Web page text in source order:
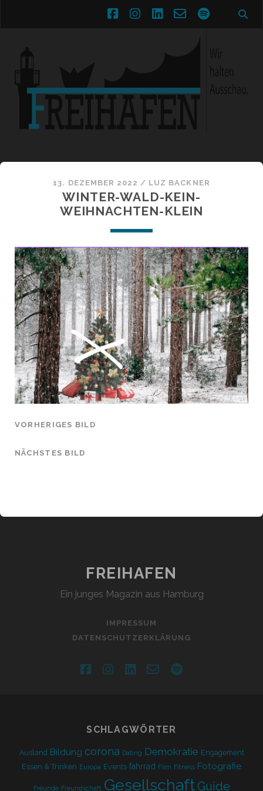
facebookinstagram
linkedin
email-spotify
13. DEZEMBER 2022 / LUZ BACKNER
WINTER-WALD-KEIN-
WEIHNACHTEN-KLEIN
VORHERIGES BILD
NÄCHSTES BILD
FREIHAFEN
Ein junges Magazin aus Hamburg
IMPRESSUM
DATENSCHUTZERKLÄRUNG
facebookinstagram
linkedin
email-spotify
SCHLAGWÖRTER
Ausland Bildung corona Dating Demokratie Engagement
Essen & Trinken Europa Events fahrrad Film Fitness Fotografie
Freunde Freundschaft GesellschaftGuide